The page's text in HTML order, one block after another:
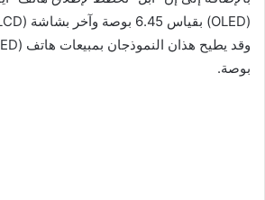
بوصة.